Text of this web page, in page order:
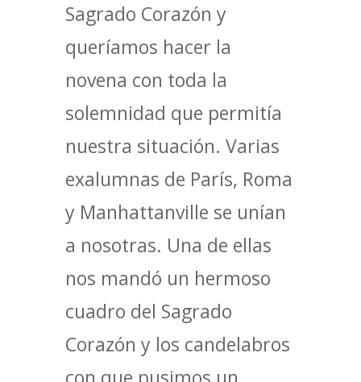
Sagrado Corazón y
queríamos hacer la
novena con toda la
solemnidad que permitía
nuestra situación. Varias
exalumnas de París, Roma
y Manhattanville se unían
a nosotras. Una de ellas
nos mandó un hermoso
cuadro del Sagrado
Corazón y los candelabros